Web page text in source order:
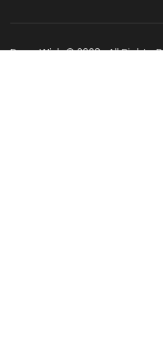
Dogs Wish © 2023 . All Rights